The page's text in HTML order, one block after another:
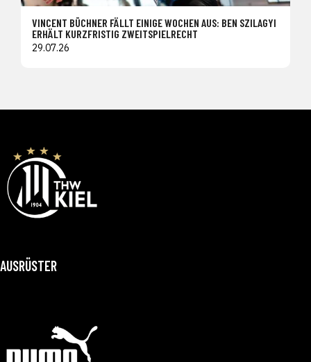
VINCENT BÜCHNER FÄLLT EINIGE WOCHEN AUS: BEN SZILAGYI
ERHÄLT KURZFRISTIG ZWEITSPIELRECHT
29.07.26
AUSRÜSTER